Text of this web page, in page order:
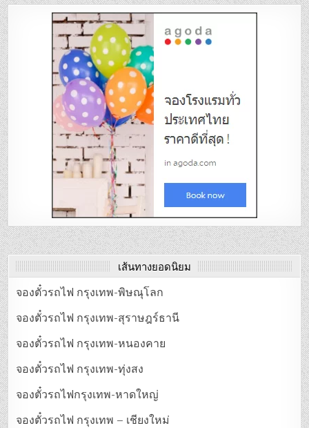
เส้นทางยอดนิยม
จองตั๋วรถไฟ กรุงเทพ-พิษณุโลก
จองตั๋วรถไฟ กรุงเทพ-สุราษฎร์ธานี
จองตั๋วรถไฟ กรุงเทพ-หนองคาย
จองตั๋วรถไฟ กรุงเทพ-ทุ่งสง
จองตั๋วรถไฟกรุงเทพ-หาดใหญ่
จองตั๋วรถไฟ กรุงเทพ – เชียงใหม่